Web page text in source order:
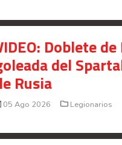
presunto fraude en
Your Add Here !!
Doblete
del
Rusia
05 Ago 2026 Legionarios